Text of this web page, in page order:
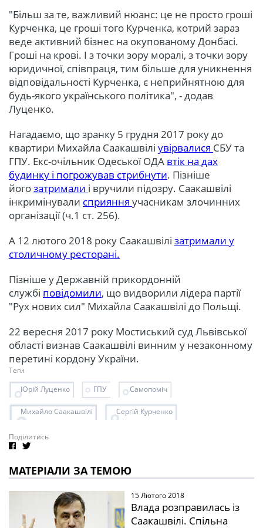
"Більш за те, важливий нюанс: це не просто гроші
Курченка, це гроші того Курченка, котрий зараз
веде активний бізнес на окупованому Донбасі.
Гроші на крові. І з точки зору моралі, з точки зору
юридичної, співпраця, тим більше для уникнення
відповідальності Курченка, є неприйнятною для
будь-якого українського політика", - додав
Луценко.
Нагадаємо, що зранку 5 грудня 2017 року до
квартири Михайла Саакашвілі увірвалися СБУ та
ГПУ. Екс-очільник Одеської ОДА втік на дах
будинку і погрожував стрибнути. Пізніше
йогозатримали і вручили підозру. Саакашвілі
інкримінували сприяння учасникам злочинних
організації (ч.1 ст. 256).
А 12 лютого 2018 року Саакашвілі затримали у
столичному ресторані.
Пізніше у Державній прикордонній
службі повідомили, що видворили лідера партії
"Рух нових сил" Михайла Саакашвілі до Польщі.
22 вересня 2017 року Мостиський суд Львівської
області визнав Саакашвілі винним у незаконному
перетині кордону України.
Теги
Юрій Луценко
ГПУ Самопоміч
Михайло Саакашвілі Сергій Курченко
Поділитись
МАТЕРІАЛИ ЗА ТЕМОЮ
15 Лютого 2018
Влада розправилась із
Саакашвілі. Спільна